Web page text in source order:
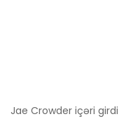
Jae Crowder içəri